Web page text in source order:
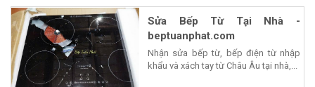
Sửa Bếp Từ Tại Nhà -
beptuanphat.com
Nhận sửa bếp từ, bếp điện từ nhập
khẩu và xách tay từ Châu Âu tại nhà,...